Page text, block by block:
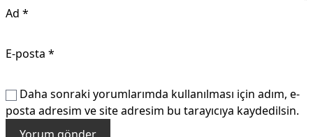
Ad *
E-posta *
Daha sonraki yorumlarımda kullanılması için adım, e-
posta adresim ve site adresim bu tarayıcıya kaydedilsin.